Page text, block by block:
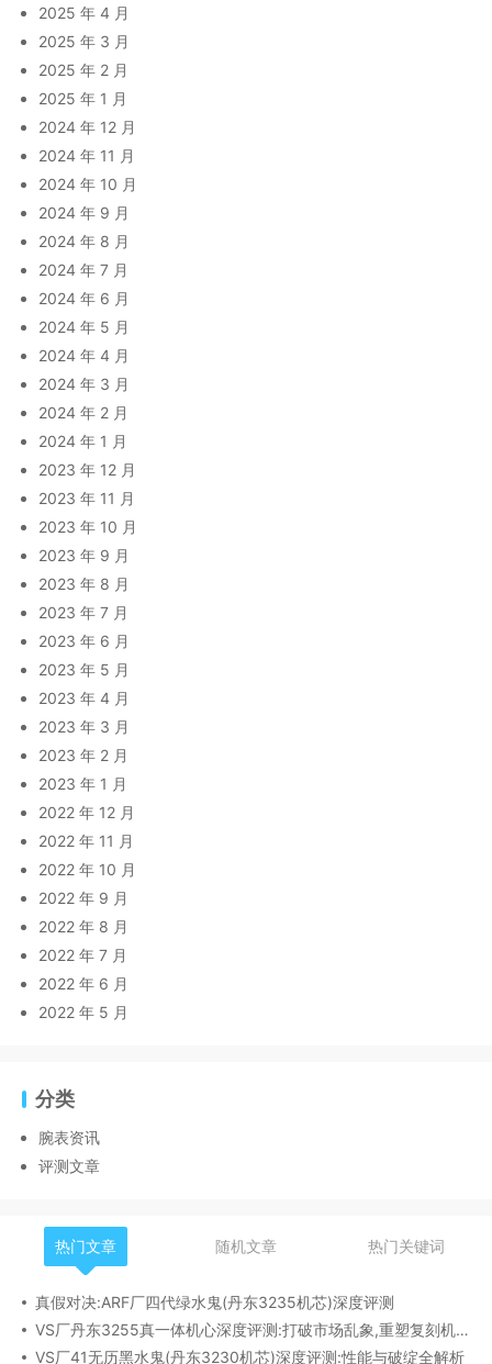
2025 年 4 月
2025 年 3 月
2025 年 2 月
2025 年 1 月
2024 年 12 月
2024 年 11 月
2024 年 10 月
2024 年 9 月
2024 年 8 月
2024 年 7 月
2024 年 6 月
2024 年 5 月
2024 年 4 月
2024 年 3 月
2024 年 2 月
2024 年 1 月
2023 年 12 月
2023 年 11 月
2023 年 10 月
2023 年 9 月
2023 年 8 月
2023 年 7 月
2023 年 6 月
2023 年 5 月
2023 年 4 月
2023 年 3 月
2023 年 2 月
2023 年 1 月
2022 年 12 月
2022 年 11 月
2022 年 10 月
2022 年 9 月
2022 年 8 月
2022 年 7 月
2022 年 6 月
2022 年 5 月
分类
腕表资讯
评测文章
热门文章 随机文章 热门关键词
真假对决:ARF厂四代绿水鬼(丹东3235机芯)深度评测
VS厂丹东3255真一体机心深度评测:打破市场乱象,重塑复刻机芯新标杆​
VS厂41无历黑水鬼(丹东3230机芯)深度评测:性能与破绽全解析